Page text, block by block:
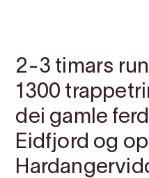
2-3 timars
1300
dei gamle
Eidfjord og